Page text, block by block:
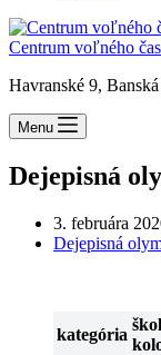
Centrum voľného
Havranské 9,
Menu
Dejepisná
3. februára
Dejepisná
kategória